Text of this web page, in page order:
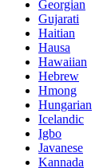
Georgian
Gujarati
Haitian
Hausa
Hawaiian
Hebrew
Hmong
Hungarian
Icelandic
Igbo
Javanese
Kannada